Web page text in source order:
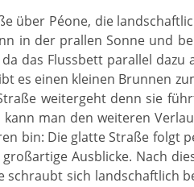
über Péone, die
in der prallen Sonne und
das Flussbett parallel dazu
es einen kleinen Brunnen
weitergeht denn sie
man den weiteren
bin: Die glatte Straße folgt
Ausblicke. Nach
sich landschaftlich